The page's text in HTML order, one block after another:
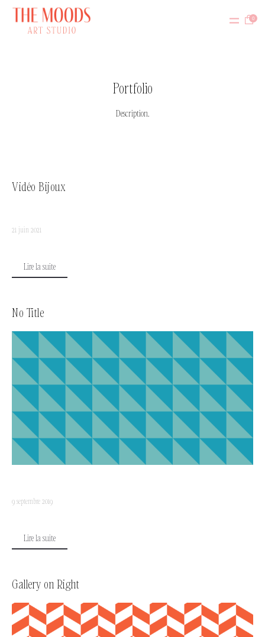
0
Portfolio
Description.
Vidéo Bijoux
21 juin 2021
Lire la suite
No Title
9 septembre 2019
Lire la suite
Gallery on Right